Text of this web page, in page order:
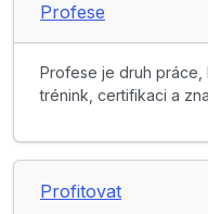
Profese
Profese je druh práce,
trénink, certifikaci a
Profitovat